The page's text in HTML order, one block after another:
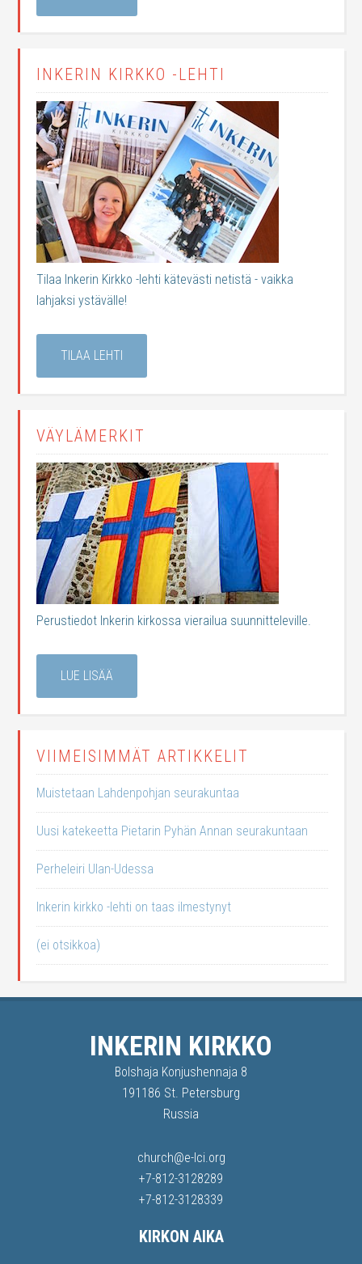
INKERIN KIRKKO -LEHTI
Tilaa Inkerin Kirkko -lehti kätevästi netistä - vaikka
lahjaksi ystävälle!
TILAA LEHTI
VÄYLÄMERKIT
Perustiedot Inkerin kirkossa vierailua suunnitteleville.
LUE LISÄÄ
VIIMEISIMMÄT ARTIKKELIT
Muistetaan Lahdenpohjan seurakuntaa
Uusi katekeetta Pietarin Pyhän Annan seurakuntaan
Perheleiri Ulan-Udessa
Inkerin kirkko -lehti on taas ilmestynyt
(ei otsikkoa)
INKERIN KIRKKO
Bolshaja Konjushennaja 8
191186 St. Petersburg
Russia
church@e-lci.org
+7-812-3128289
+7-812-3128339
KIRKON AIKA